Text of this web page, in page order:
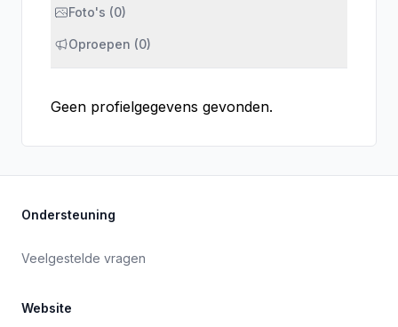
Foto's (0)
Oproepen (0)
Geen profielgegevens gevonden.
Ondersteuning
Veelgestelde vragen
Website